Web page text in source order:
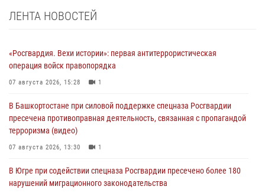
ЛЕНТА НОВОСТЕЙ
«Росгвардия. Вехи истории»: первая антитеррористическая
операция войск правопорядка
07 августа 2026, 15:28 1
В Башкортостане при силовой поддержке спецназа Росгвардии
пресечена противоправная деятельность, связанная с пропагандой
терроризма (видео)
07 августа 2026, 13:30 1
В Югре при содействии спецназа Росгвардии пресечено более 180
нарушений миграционного законодательства